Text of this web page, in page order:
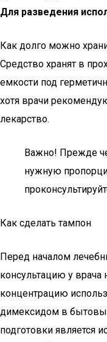
Для разведения
Как долго можно
Средство хранят в
емкости под
хотя врачи
лекарство.
Важно! Прежде
нужную
Как сделать тампон
Перед началом
консультацию у врача
концентрацию
димексидом в
подготовки является